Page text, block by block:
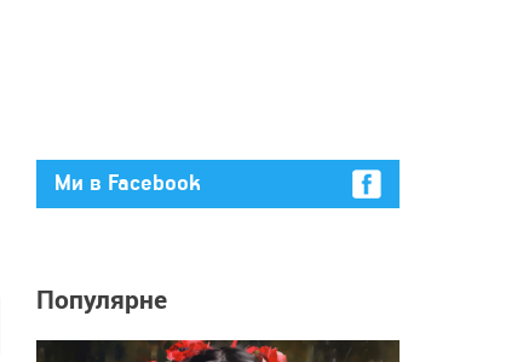
Ми в Facebook
Популярне